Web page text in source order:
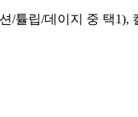
/튤립/데이지 중 택1),